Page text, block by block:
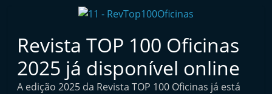
J
r
n
a
Revista TOP 100 Oficinas
2025 já disponível online
A edição 2025 da Revista TOP 100 Oficinas já está